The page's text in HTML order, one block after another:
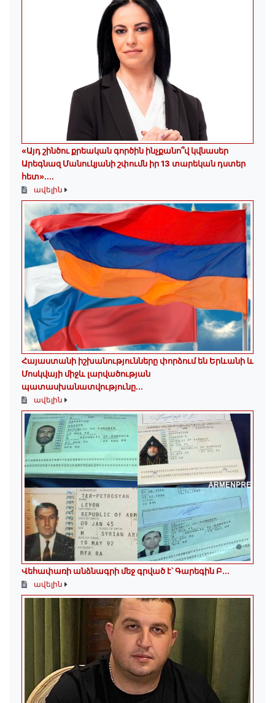
«Այդ շինծու քրեական գործին ինչքանո՞վ կվնասեր
Արեգնազ Մանուկյանի շփումն իր 13 տարեկան դստեր
հետ»․...
ավելին
Հայաստանի իշխանությունները փորձում են Երևանի և
Մոսկվայի միջև լարվածության
պատասխանատվությունը...
ավելին
Վեհափառի անձնագրի մեջ գրված է՝ Գարեգին Բ...
ավելին